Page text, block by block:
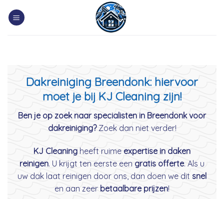
Dakreiniging Breendonk: hiervoor
moet je bij KJ Cleaning zijn!
Ben je op zoek naar specialisten in Breendonk voor
dakreiniging?Zoek dan niet verder!
KJ Cleaning heeft ruime expertise in daken
reinigen. U krijgt ten eerste een gratis offerte. Als u
uw dak laat reinigen door ons, dan doen we dit snel
en aan zeer betaalbare prijzen!